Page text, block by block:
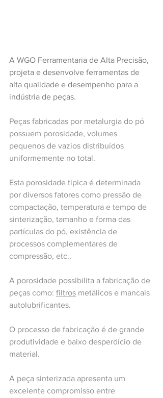
A WGO Ferramentaria de Alta Precisão,
projeta e desenvolve ferramentas de
alta qualidade e desempenho para a
indústria de peças.
Peças fabricadas por metalurgia do pó
possuem porosidade, volumes
pequenos de vazios distribuídos
uniformemente no total.
Esta porosidade típica é determinada
por diversos fatores como pressão de
compactação, temperatura e tempo de
sinterização, tamanho e forma das
partículas do pó, existência de
processos complementares de
compressão, etc..
A porosidade possibilita a fabricação de
peças como: filtros metálicos e mancais
autolubrificantes.
O processo de fabricação é de grande
produtividade e baixo desperdício de
material.
A peça sinterizada apresenta um
excelente compromisso entre